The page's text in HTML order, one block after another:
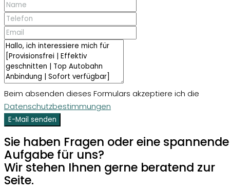
Beim absenden dieses Formulars akzeptiere ich die
Datenschutzbestimmungen
E-Mail senden
Sie haben Fragen oder eine spannende
Aufgabe für uns?
Wir stehen Ihnen gerne beratend zur
Seite.